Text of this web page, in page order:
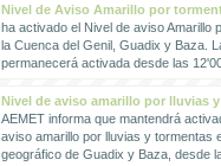
Nivel de Aviso Amarillo por
ha activado el Nivel de aviso Amarillo
la Cuenca del Genil, Guadix y Baza.
permanecerá activada desde las
Nivel de aviso amarillo por lluvias
AEMET informa que mantendrá
aviso amarillo por lluvias y tormentas
geográfico de Guadix y Baza, desde